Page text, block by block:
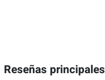
Reseñas principales